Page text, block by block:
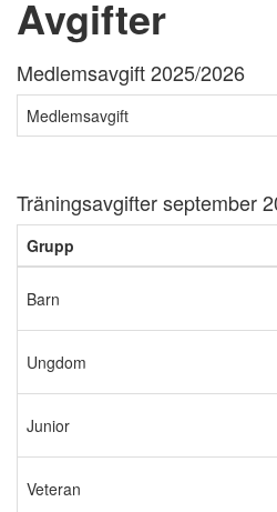
Avgifter
Medlemsavgift 2025/2026
Medlemsavgift
Träningsavgifter september
Grupp
Barn
Ungdom
Junior
Veteran